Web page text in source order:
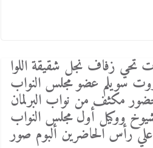
تحي زفاف نجل شقيقة اللوا
سويلم عضو مجلس النواب
مكثف من نواب البرلمان
ووكيل أول مجلس النواب
علي رأس الحاضرين ألبوم صور